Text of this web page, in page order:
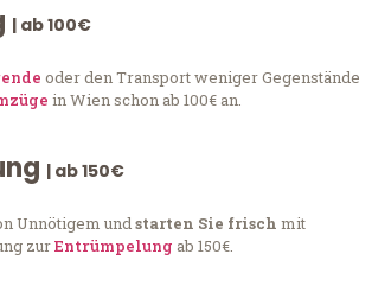
| ab 100€
oder den Transport weniger Gegenstände
in Wien schon ab 100€ an.
| ab 150€
Unnötigem undstarten Sie frisch mit
zurEntrümpelung ab 150€.